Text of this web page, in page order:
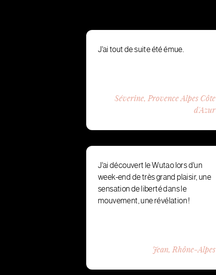
J’ai tout de suite été émue.
Séverine, Provence Alpes Côte
d'Azur
J’ai découvert le Wutao lors d’un
week-end de très grand plaisir, une
sensation de liberté dans le
mouvement, une révélation !
Jean, Rhône-Alpes